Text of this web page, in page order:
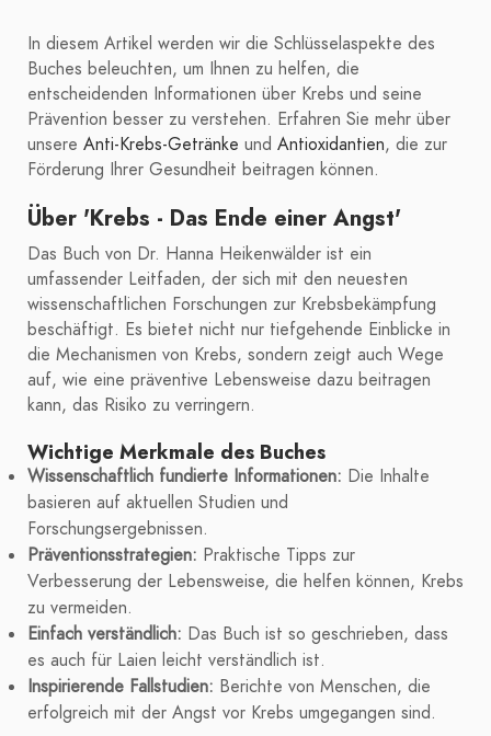
In diesem Artikel werden wir die Schlüsselaspekte des
Buches beleuchten, um Ihnen zu helfen, die
entscheidenden Informationen über Krebs und seine
Prävention besser zu verstehen. Erfahren Sie mehr über
unsere Anti-Krebs-Getränke und Antioxidantien, die zur
Förderung Ihrer Gesundheit beitragen können.
Über 'Krebs - Das Ende einer Angst'
Das Buch von Dr. Hanna Heikenwälder ist ein
umfassender Leitfaden, der sich mit den neuesten
wissenschaftlichen Forschungen zur Krebsbekämpfung
beschäftigt. Es bietet nicht nur tiefgehende Einblicke in
die Mechanismen von Krebs, sondern zeigt auch Wege
auf, wie eine präventive Lebensweise dazu beitragen
kann, das Risiko zu verringern.
Wichtige Merkmale des Buches
Wissenschaftlich fundierte Informationen: Die Inhalte
basieren auf aktuellen Studien und
Forschungsergebnissen.
Präventionsstrategien: Praktische Tipps zur
Verbesserung der Lebensweise, die helfen können, Krebs
zu vermeiden.
Einfach verständlich: Das Buch ist so geschrieben, dass
es auch für Laien leicht verständlich ist.
Inspirierende Fallstudien: Berichte von Menschen, die
erfolgreich mit der Angst vor Krebs umgegangen sind.